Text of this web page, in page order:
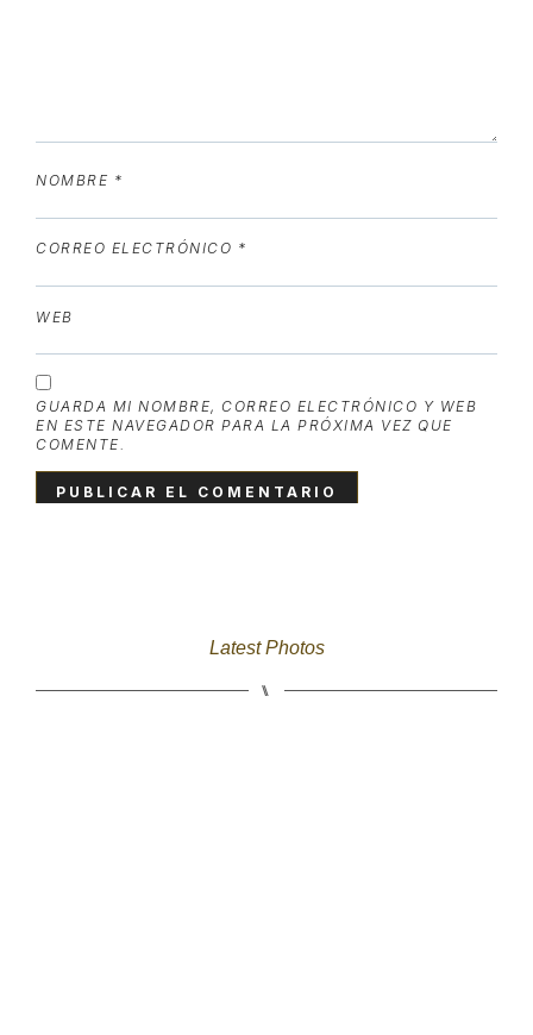
NOMBRE *
CORREO ELECTRÓNICO *
WEB
GUARDA MI NOMBRE, CORREO ELECTRÓNICO Y WEB
EN ESTE NAVEGADOR PARA LA PRÓXIMA VEZ QUE
COMENTE.
Latest Photos
⑊